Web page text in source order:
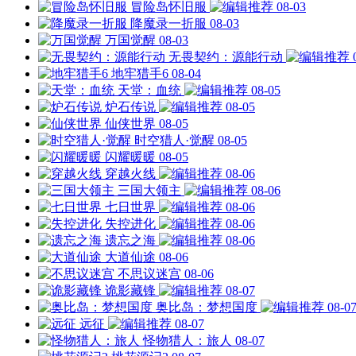
冒险岛怀旧服
08-03
降魔录一折服 08-03
万国觉醒 08-03
无畏契约：源能行动
地牢猎手6 08-04
天堂：血统
08-05
炉石传说
08-05
仙侠世界 08-05
时空猎人·觉醒 08-05
闪耀暖暖 08-05
穿越火线
08-06
三国大领主
08-06
七日世界
08-06
失控进化
08-06
遗忘之海
08-06
大道仙途 08-06
不思议迷宫 08-06
诡影藏锋
08-07
奥比岛：梦想国度
08-07
远征
08-07
怪物猎人：旅人 08-07